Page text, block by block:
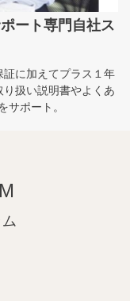
ート専門自社ス
証に加えてプラス１年
扱い説明書やよくあ
サポート。